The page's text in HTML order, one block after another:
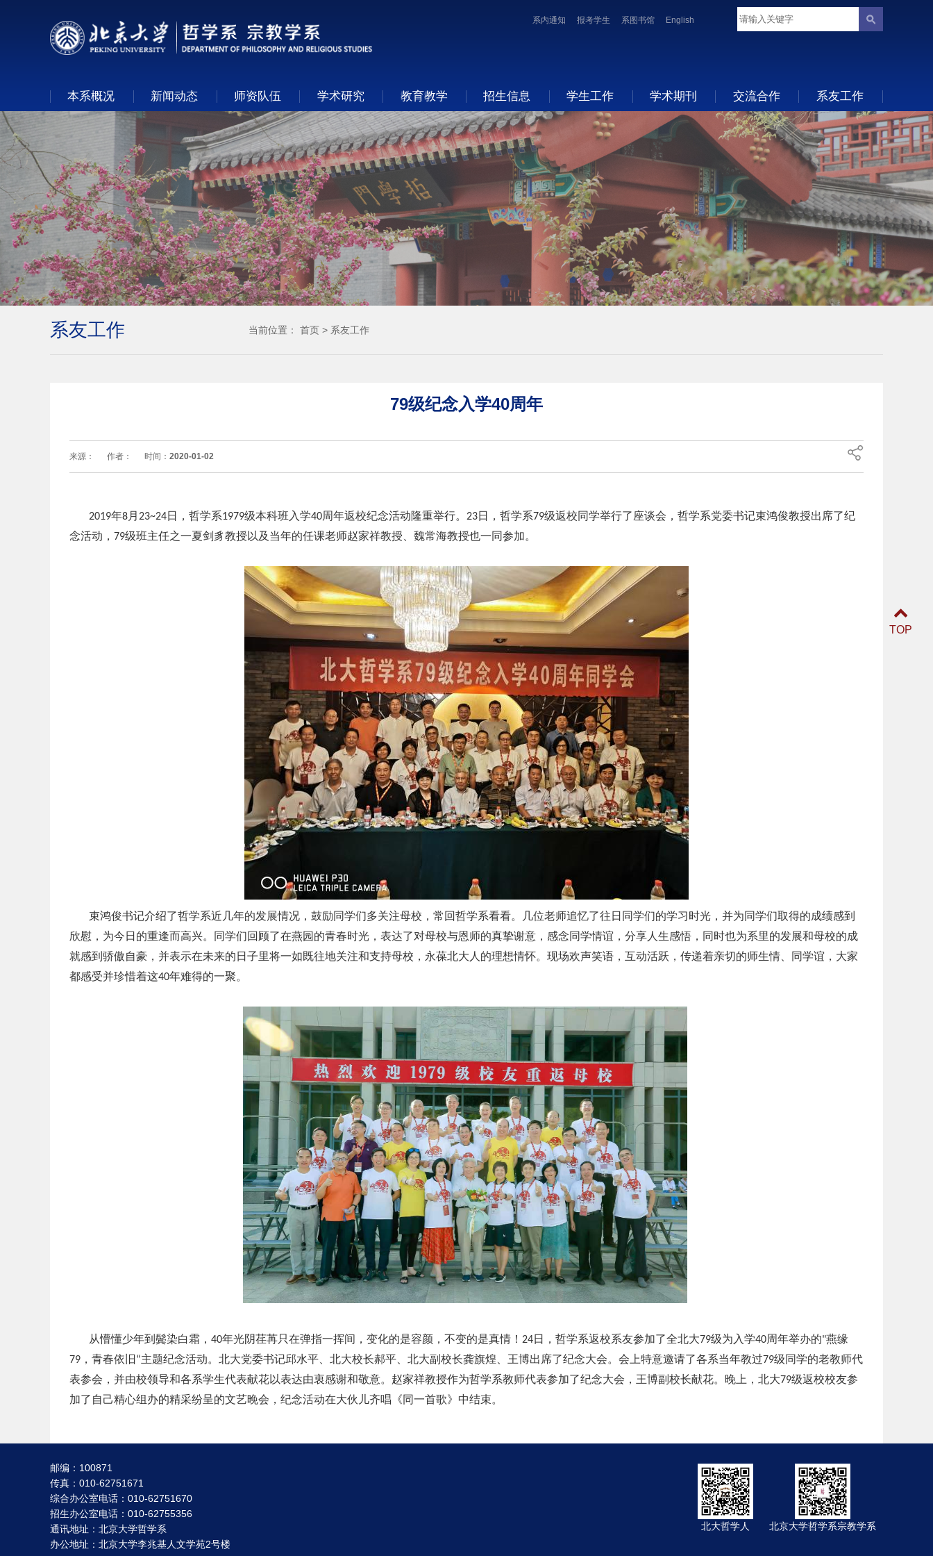
English
系图书馆
报考学生
系内通知
本系概况 新闻动态 师资队伍 学术研究 教育教学 招生信息 学生工作 学术期刊 交流合作 系友工作
系友工作 当前位置： 首页 > 系友工作
79级纪念入学40周年
来源： 作者： 时间： 2020-01-02
2019年8月 23~24日，哲学系1979级本科班入学40周年返校纪念活动隆重举行。 23日，哲学系79级返校同学举行了座谈会，哲学系党委书记束鸿俊教授出席了纪
念活动， 79级班主任之一夏剑豸教授以及当年的任课老师赵家祥教授、魏常海教授也一同参加。
束鸿俊书记介绍了哲学系近几年的发展情况，鼓励同学们多关注母校，常回哲学系看看。几位老师追忆了往日同学们的学习时光，并为同学们取得的成绩感到
欣慰，为今日的重逢而高兴。同学们回顾了在燕园的青春时光，表达了对母校与恩师的真挚谢意，感念同学情谊，分享人生感悟，同时也为系里的发展和母校的成
就感到骄傲自豪，并表示在未来的日子里将一如既往地关注和支持母校，永葆北大人的理想情怀。现场欢声笑语，互动活跃，传递着亲切的师生情、同学谊，大家
都感受并珍惜着这40年难得的一聚。
从懵懂少年到鬓染白霜， 40年光阴荏苒只在弹指一挥间，变化的是容颜，不变的是真情！ 24日，哲学系返校系友参加了全北大79级为入学40周年举办的"燕缘
79 ，青春依旧 “主题纪念活动。北大党委书记邱水平、北大校长郝平、北大副校长龚旗煌、王博出席了纪念大会。会上特意邀请了各系当年教过79级同学的老教师代
表参会，并由校领导和各系学生代表献花以表达由衷感谢和敬意。赵家祥教授作为哲学系教师代表参加了纪念大会，王博副校长献花。晚上，北大79级返校校友参
加了自己精心组办的精采纷呈的文艺晚会，纪念活动在大伙儿齐唱《同一首歌》中结束。
北大哲学人 北京大学哲学系宗教学系
邮编：100871
传真：010-62751671
综合办公室电话：010-62751670
招生办公室电话：010-62755356
通讯地址：北京大学哲学系
办公地址：北京大学李兆基人文学苑2号楼
TOP